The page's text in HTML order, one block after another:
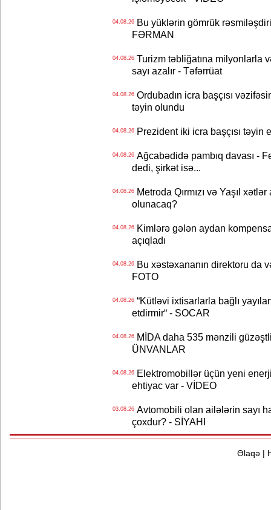
04.08.26Bu yüklərin gömrük
FƏRMAN
04.08.26Turizm təbliğatına milyonlarla
sayı azalır - Təfərrüat
04.08.26Ordubadın icra başçısı
təyin olundu
04.08.26Prezident iki icra başçısı təyin
04.08.26Ağcabədidə pambıq davası -
dedi, şirkət isə...
04.08.26Metroda Qırmızı və Yaşıl
olunacaq?
04.08.26Kimlərə gələn aydan
açıqladı
04.08.26Bu xəstəxananın direktoru da
FOTO
04.08.26“Kütləvi ixtisarlarla bağlı
etdirmir“ - SOCAR
04.08.26MİDA daha 535 mənzili güzəştli
ÜNVANLAR
04.08.26Elektromobillər üçün yeni
ehtiyac var - VİDEO
03.08.26Avtomobili olan ailələrin sayı
çoxdur? - SİYAHI
Əlaqə|